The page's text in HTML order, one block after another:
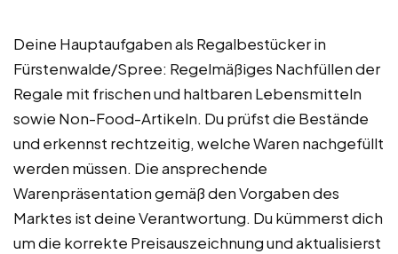
Deine Hauptaufgaben als Regalbestücker in
Fürstenwalde/Spree: Regelmäßiges Nachfüllen der
Regale mit frischen und haltbaren Lebensmitteln
sowie Non-Food-Artikeln. Du prüfst die Bestände
und erkennst rechtzeitig, welche Waren nachgefüllt
werden müssen. Die ansprechende
Warenpräsentation gemäß den Vorgaben des
Marktes ist deine Verantwortung. Du kümmerst dich
um die korrekte Preisauszeichnung und aktualisierst